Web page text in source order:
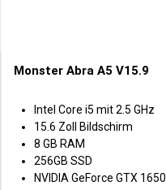
Monster Abra A5 V15.9
Intel Core i5 mit 2.5 GHz
15.6 Zoll Bildschirm
8 GB RAM
256GB SSD
NVIDIA GeForce GTX 1650